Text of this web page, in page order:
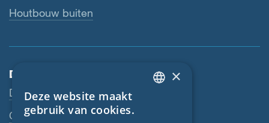
Houtbouw buiten
Dienstverlening
Downloads
Contactpersoon
×
Deze website maakt
gebruik van cookies.